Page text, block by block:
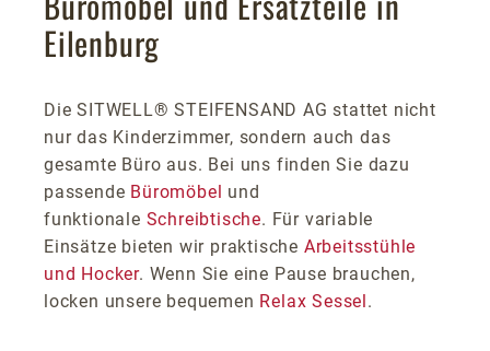
Eilenburg
Die SITWELL® STEIFENSAND AG stattet nicht
nur das Kinderzimmer, sondern auch das
gesamte Büro aus. Bei uns finden Sie dazu
passende Büromöbel und
funktionale Schreibtische. Für variable
Einsätze bieten wir praktische Arbeitsstühle
und Hocker. Wenn Sie eine Pause brauchen,
locken unsere bequemen Relax Sessel .